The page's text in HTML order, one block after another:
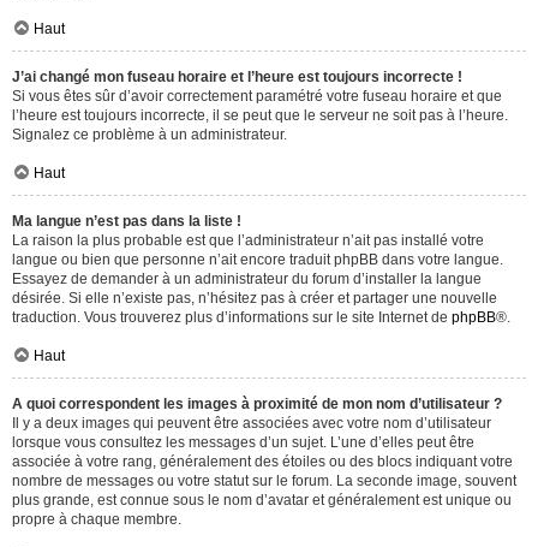
Haut
J’ai changé mon fuseau horaire et l’heure est toujours incorrecte !
Si vous êtes sûr d’avoir correctement paramétré votre fuseau horaire et que
l’heure est toujours incorrecte, il se peut que le serveur ne soit pas à l’heure.
Signalez ce problème à un administrateur.
Haut
Ma langue n’est pas dans la liste !
La raison la plus probable est que l’administrateur n’ait pas installé votre
langue ou bien que personne n’ait encore traduit phpBB dans votre langue.
Essayez de demander à un administrateur du forum d’installer la langue
désirée. Si elle n’existe pas, n’hésitez pas à créer et partager une nouvelle
traduction. Vous trouverez plus d’informations sur le site Internet de phpBB®.
Haut
A quoi correspondent les images à proximité de mon nom d’utilisateur ?
Il y a deux images qui peuvent être associées avec votre nom d’utilisateur
lorsque vous consultez les messages d’un sujet. L’une d’elles peut être
associée à votre rang, généralement des étoiles ou des blocs indiquant votre
nombre de messages ou votre statut sur le forum. La seconde image, souvent
plus grande, est connue sous le nom d’avatar et généralement est unique ou
propre à chaque membre.